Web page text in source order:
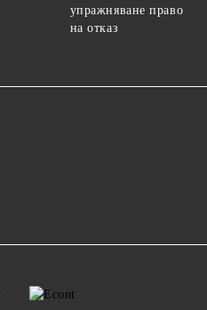
упражняване право
на отказ